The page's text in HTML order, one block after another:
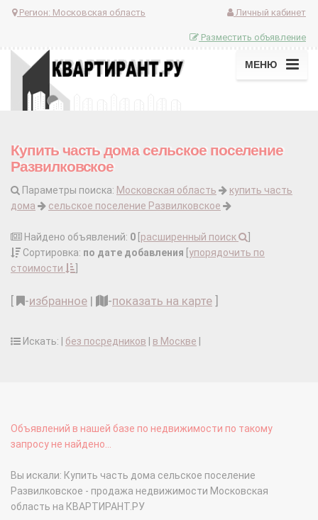
Регион: Московская область Личный кабинет
Разместить объявление
МЕНЮ
Купить часть дома сельское поселение
Развилковское
Параметры поиска: Московская область
купить часть
дома
сельское поселение Развилковское
Найдено объявлений: 0 расширенный поиск
Сортировка: по дате добавления упорядочить по
стоимости
-избранное | -показать на карте
Искать: | без посредников в Москве
Объявлений в нашей базе по недвижимости по такому
запросу не найдено...
Вы искали: Купить часть дома сельское поселение
Развилковское - продажа недвижимости Московская
область на КВАРТИРАНТ.РУ